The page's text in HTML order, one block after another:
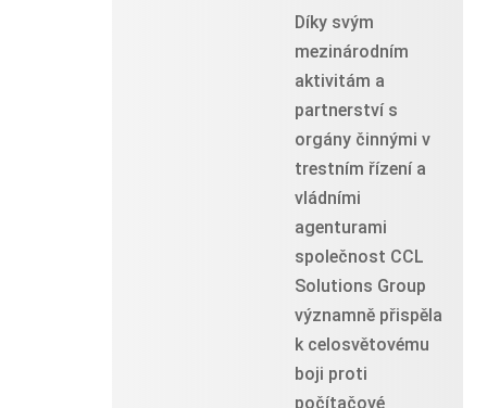
Díky svým
mezinárodním
aktivitám a
partnerství s
orgány činnými v
trestním řízení a
vládními
agenturami
společnost CCL
Solutions Group
významně přispěla
k celosvětovému
boji proti
počítačové